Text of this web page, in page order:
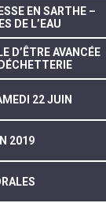
EN SARTHE –
DE L’EAU
D’ÊTRE AVANCÉE
22 JUIN
2019